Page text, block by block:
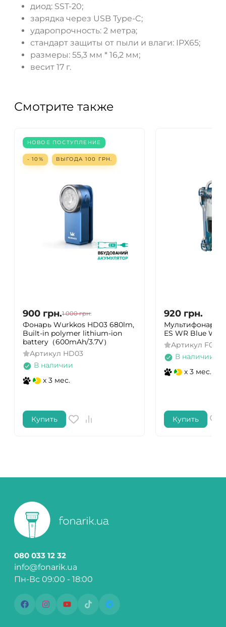
диод: SST-20;
зарядка через USB Type-C;
ударопрочность: 2 метра;
стандарт защиты от пыли и влаги: IPX65;
размеры: 55,3 мм * 16,2 мм;
весит 17 г.
Смотрите также
НОВОЕ ПОСТУПЛЕНИЕ
- 10% ВЫГОДА 100 ГРН.
900 грн.1 000 грн.
Фонарь Wurkkos HD03 680lm,
Built-in polymer lithium-ion
battery（600mAh/3.7V）
Артикул HD03
В наличии
x 3 мес.
Купить
920 грн.
Мультифонарь
ES WR Blue
Артикул
В наличии
x 3 мес.
Купить
080 033 12 32
info@fonarik.ua
Пн-Вс 09:00 - 18:00